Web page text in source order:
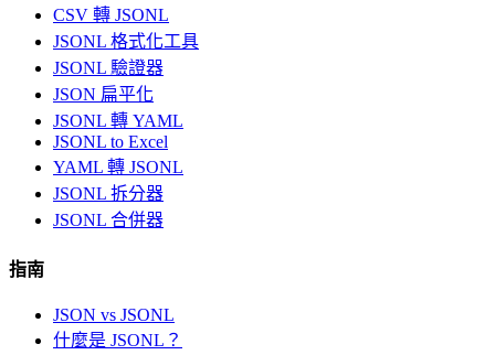
CSV 轉 JSONL
JSONL 格式化工具
JSONL 驗證器
JSON 扁平化
JSONL 轉 YAML
JSONL to Excel
YAML 轉 JSONL
JSONL 拆分器
JSONL 合併器
指南
JSON vs JSONL
什麼是 JSONL？